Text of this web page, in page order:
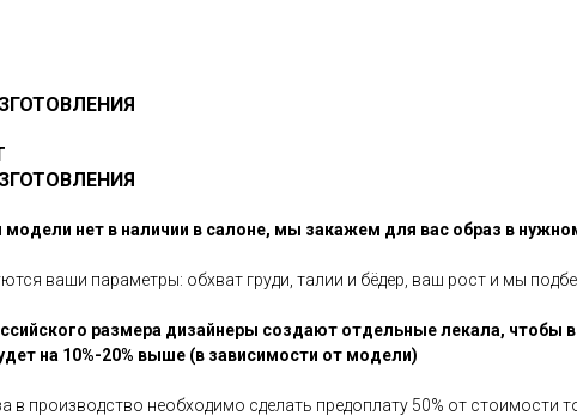
модели нет в наличии в салоне, мы закажем для вас образ в
ваши параметры: обхват груди, талии и бёдер, ваш рост и мы
размера дизайнеры создают отдельные лекала, чтобы
на 10%-20% выше (в зависимости от модели)
в производство необходимо сделать предоплату 50% от